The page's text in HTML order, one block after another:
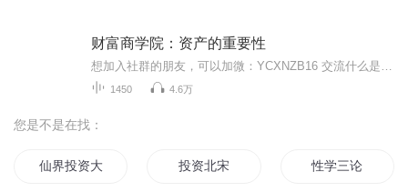
财富商学院：资产的重要性
1450 4.6万
您是不是在找：
仙界投资大鳄 投资北宋 性学三论